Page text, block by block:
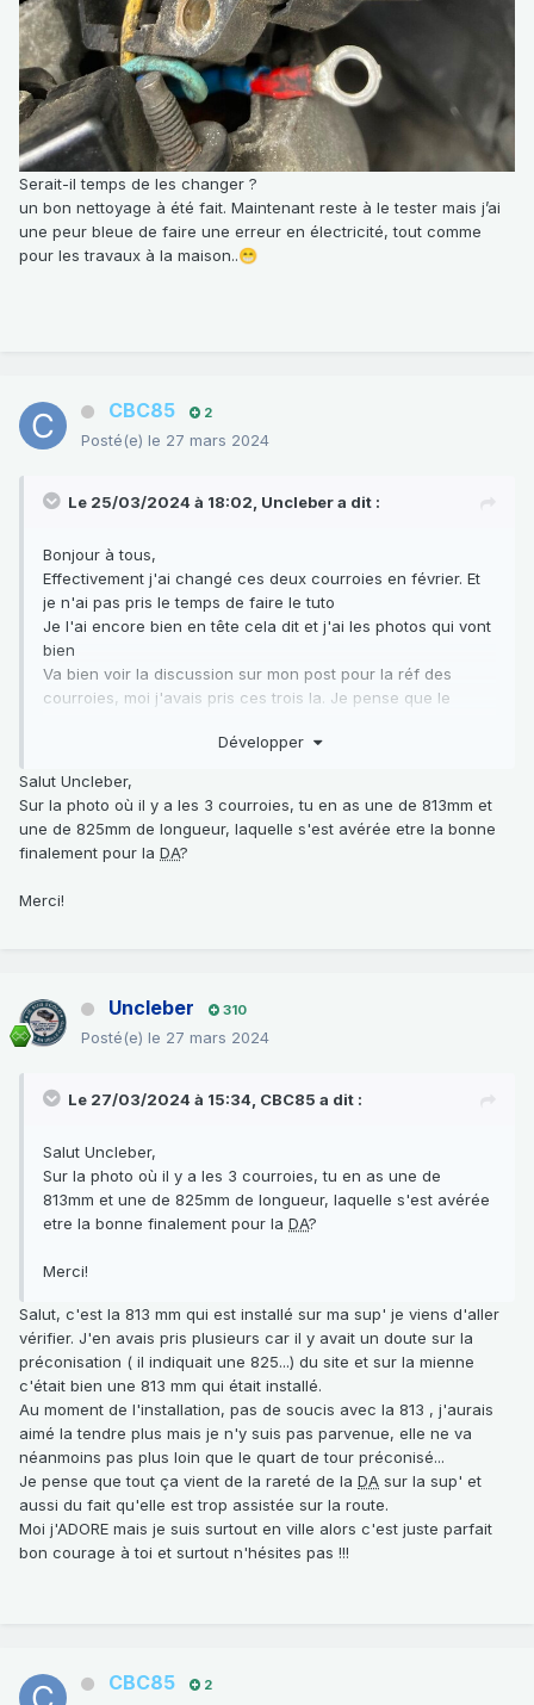
Serait-il temps de les changer ?
un bon nettoyage à été fait. Maintenant reste à le tester mais j’ai
une peur bleue de faire une erreur en électricité, tout comme
pour les travaux à la maison..😁
CBC85 2
Posté(e) le 27 mars 2024
Le 25/03/2024 à 18:02, Unclebera dit :
Bonjour à tous,
Effectivement j'ai changé ces deux courroies en février. Et
je n'ai pas pris le temps de faire le tuto
Je l'ai encore bien en tête cela dit et j'ai les photos qui vont
bien
Va bien voir la discussion sur mon post pour la réf des
courroies, moi j'avais pris ces trois la. Je pense que le
mauvaise référence mais je l'ai prise quand meme...il reste
Pour résumé il faut sortir l'alternateur, rien de compliqué, et
ensuite c'est la pompe de Direction assistée qui bascule
pour tendre la courroie.
Selon les cas c'est plus ou moins long à faire car c'est
A dispo biensur si tu as besoin de moi
Développer
Salut Uncleber,
Sur la photo où il y a les 3 courroies, tu en as une de 813mm et
une de 825mm de longueur, laquelle s'est avérée etre la bonne
finalement pour la DA?
Merci!
Uncleber 310
Posté(e) le 27 mars 2024
Le 27/03/2024 à 15:34, CBC85 a dit :
Salut Uncleber,
Sur la photo où il y a les 3 courroies, tu en as une de
813mm et une de 825mm de longueur, laquelle s'est avérée
etre la bonne finalement pour la DA?
Merci!
Salut, c'est la 813 mm qui est installé sur ma sup' je viens d'aller
vérifier. J'en avais pris plusieurs car il y avait un doute sur la
préconisation ( il indiquait une 825...) du site et sur la mienne
c'était bien une 813 mm qui était installé.
Au moment de l'installation, pas de soucis avec la 813 , j'aurais
aimé la tendre plus mais je n'y suis pas parvenue, elle ne va
néanmoins pas plus loin que le quart de tour préconisé...
Je pense que tout ça vient de la rareté de la DA sur la sup' et
aussi du fait qu'elle est trop assistée sur la route.
Moi j'ADORE mais je suis surtout en ville alors c'est juste parfait
bon courage à toi et surtout n'hésites pas !!!
CBC85 2